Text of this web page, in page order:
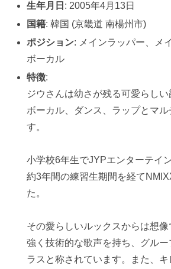
生年月日 : 2005年4月13日
国籍: 韓国 (京畿道 南楊州市)
ポジション: メインラッパー、メ
ボーカル
特徴:
ジウさんは幼さが残る可愛らしい
ボーカル、ダンス、ラップとマル
す。
小学校6年生でJYPエンターテイ
約3年間の練習生期間を経て
た。
その愛らしいルックスからは想
強く技術的な歌声を持ち、グルー
ラスと称されています。また、